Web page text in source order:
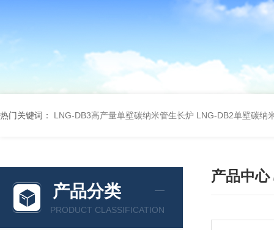
热门关键词： LNG-DB3高产量单壁碳纳米管生长炉 LNG-DB2单壁碳纳
产品分类
PRODUCT CLASSIFICATION
产品中心